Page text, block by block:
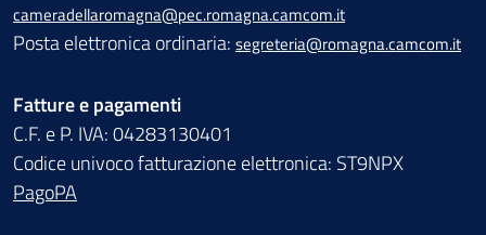
cameradellaromagna@pec.romagna.camcom.it
Posta elettronica ordinaria: segreteria@romagna.camcom.it
Fatture e pagamenti
C.F. e P. IVA: 04283130401
Codice univoco fatturazione elettronica: ST9NPX
PagoPA